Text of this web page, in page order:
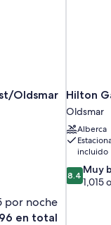
Oldsmar
por noche
en total
Hilton
Oldsmar
Alberca
incluido
8.4
de
8.4 Muy
1,015